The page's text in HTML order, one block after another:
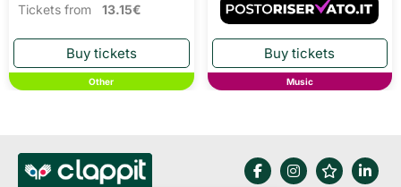
Tickets from 13.15€
Other Music